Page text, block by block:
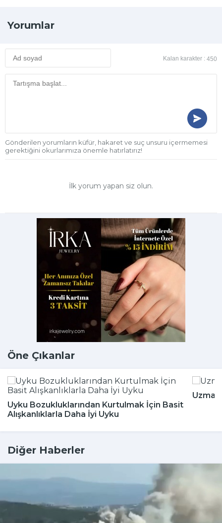
Yorumlar
Kalan karakter : 450
Gönderilen yorumların küfür, hakaret ve suç unsuru içermemesi
gerektiğini okurlarımıza önemle hatırlatırız!
İlk yorum yapan siz olun.
Öne Çıkanlar
Uyku Bozukluklarından Kurtulmak İçin Basit
Alışkanlıklarla Daha İyi Uyku
Diğer Haberler